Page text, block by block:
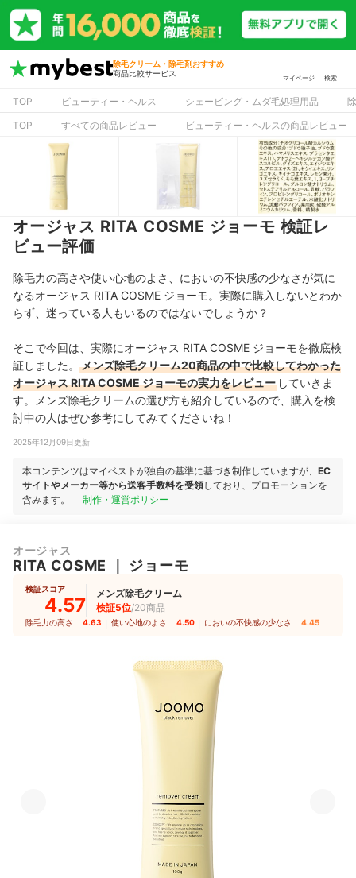
除毛クリーム・除毛剤おすすめ
商品比較サービス
マイページ 検索
TOP ビューティー・ヘルス シェービング・ムダ毛処理用品
TOP
すべての商品レビュー ビューティー・ヘルスの商品レビュー
オージャス RITA COSME ジョーモ 検証レ
ビュー評価
除毛力の高さや使い心地のよさ、においの不快感の少なさが気に
なるオージャス RITA COSME ジョーモ。実際に購入しないとわか
らず、迷っている人もいるのではないでしょうか？
そこで今回は、実際にオージャス RITA COSME ジョーモを徹底検
証しました。
メンズ除毛クリーム20商品の中で比較してわかった
オージャス RITA COSME ジョーモの実力をレビュー していきま
す。メンズ除毛クリームの選び方も紹介しているので、購入を検
討中の人はぜひ参考にしてみてくださいね！
2025年12月09日更新
本コンテンツはマイベストが独自の基準に基づき制作していますが、 EC
サイトやメーカー等から送客手数料を受領しており、プロモーションを
含みます。
制作・運営ポリシー
オージャス
RITA COSME ジョーモ
検証スコア
4.57
メンズ除毛クリーム
検証5位/20商品
除毛力の高さ 4.63 使い心地のよさ 4.50 においの不快感の少なさ 4.45